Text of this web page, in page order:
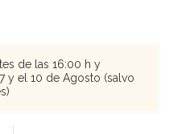
de las 16:00 h y
y el 10 de Agosto (salvo